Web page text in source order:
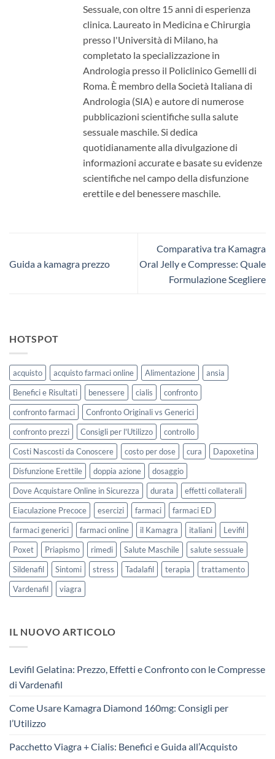
Sessuale, con oltre 15 anni di esperienza
clinica. Laureato in Medicina e Chirurgia
presso l'Università di Milano, ha
completato la specializzazione in
Andrologia presso il Policlinico Gemelli di
Roma. È membro della Società Italiana di
Andrologia (SIA) e autore di numerose
pubblicazioni scientifiche sulla salute
sessuale maschile. Si dedica
quotidianamente alla divulgazione di
informazioni accurate e basate su evidenze
scientifiche nel campo della disfunzione
erettile e del benessere maschile.
Guida a kamagra prezzo
Comparativa tra Kamagra
Oral Jelly e Compresse: Quale
Formulazione Scegliere
HOTSPOT
acquisto acquisto farmaci online Alimentazione
ansia
Benefici e Risultati
benessere cialis
confronto
confronto farmaci
Confronto Originali vs Generici
confronto prezzi
Consigli per l'Utilizzo
controllo
Costi Nascosti da Conoscere
costo per dose cura
Dapoxetina
Disfunzione Erettile
doppia azione
dosaggio
Dove Acquistare Online in Sicurezza
durata
effetti collaterali
Eiaculazione Precoce
esercizi farmaci
farmaci ED
farmaci generici
farmaci online il Kamagra italiani
Levifil
Poxet
Priapismo rimedi Salute Maschile
salute sessuale
Sildenafil
Sintomi stress Tadalafil terapia
trattamento
Vardenafil
viagra
IL NUOVO ARTICOLO
Levifil Gelatina: Prezzo, Effetti e Confronto con le Compresse
di Vardenafil
Come Usare Kamagra Diamond 160mg: Consigli per
l’Utilizzo
Pacchetto Viagra + Cialis: Benefici e Guida all’Acquisto